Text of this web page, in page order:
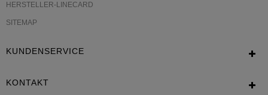
HERSTELLER-LINECARD
SITEMAP
KUNDENSERVICE
KONTAKT